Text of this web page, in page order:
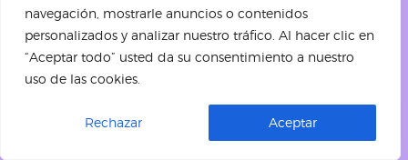
navegación, mostrarle anuncios o contenidos
personalizados y analizar nuestro tráfico. Al hacer clic en
“Aceptar todo” usted da su consentimiento a nuestro
uso de las cookies.
Rechazar Aceptar